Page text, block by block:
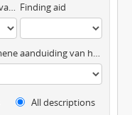
Digitaal object available Finding aid
Algemene aanduiding van het materiaal
All descriptions